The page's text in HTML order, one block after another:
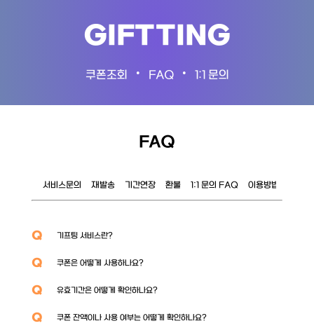
GIFTTING
쿠폰조회 • FAQ • 1:1 문의
FAQ
서비스문의 재발송 기간연장 환불 1:1 문의 FAQ 이용방법
Q 기프팅 서비스란?
Q 쿠폰은 어떻게 사용하나요?
Q 유효기간은 어떻게 확인하나요?
Q 쿠폰 잔액이나 사용 여부는 어떻게 확인하나요?